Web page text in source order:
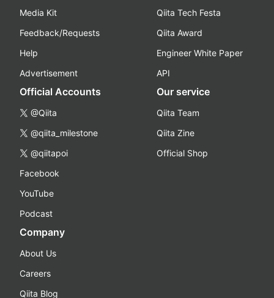
Media Kit
Feedback/Requests
Help
Advertisement
Qiita Tech Festa
Qiita Award
Engineer White Paper
API
Official Accounts
@Qiita
@qiita_milestone
@qiitapoi
Facebook
YouTube
Podcast
Our service
Qiita Team
Qiita Zine
Official Shop
Company
About Us
Careers
Qiita Blog